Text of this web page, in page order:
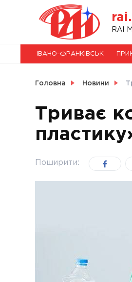
RAI
НОВИНИ
СВІТ
УКРАЇНА
ІВАНО-ФРАНКІВСЬК
Головна Новини
Триває
Поширити: